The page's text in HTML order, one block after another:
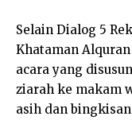
Selain Dialog 5
Khataman Alquran
acara yang
ziarah ke makam
asih dan